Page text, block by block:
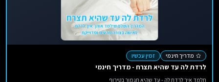
מדריך חינמי זמין עכשיו
לרדת לה עד שהיא תצרח - מדריך חינמי
תלמד איך לרדת לה - עד שהיא תגמור בטירוף